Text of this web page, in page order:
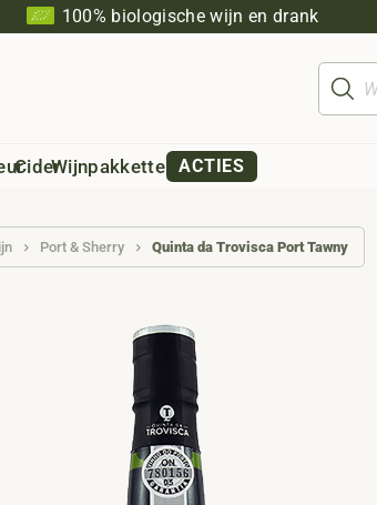
100% biologische wijn en drank
zoeken
CiderWijnpakketten ACTIES
Port & Sherry Quinta da Trovisca Port Tawny